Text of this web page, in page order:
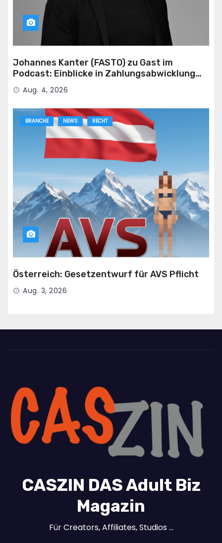
Johannes Kanter (FASTO) zu Gast im
Podcast: Einblicke in Zahlungsabwicklung
für die Adult-Branche
Aug. 4, 2026
BRANCHE NEWS RECHT
Österreich: Gesetzentwurf für AVS Pflicht
Aug. 3, 2026
CASZIN DAS Adult Biz
Magazin
Für Creators, Affiliates, Studios …